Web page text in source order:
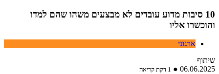
10 סיבות מדוע עובדים לא מבצעים משהו שהם למדו
והוכשרו אליו
ארגוני
שיתוף
06.06.2025
● 1 דקת קריאה